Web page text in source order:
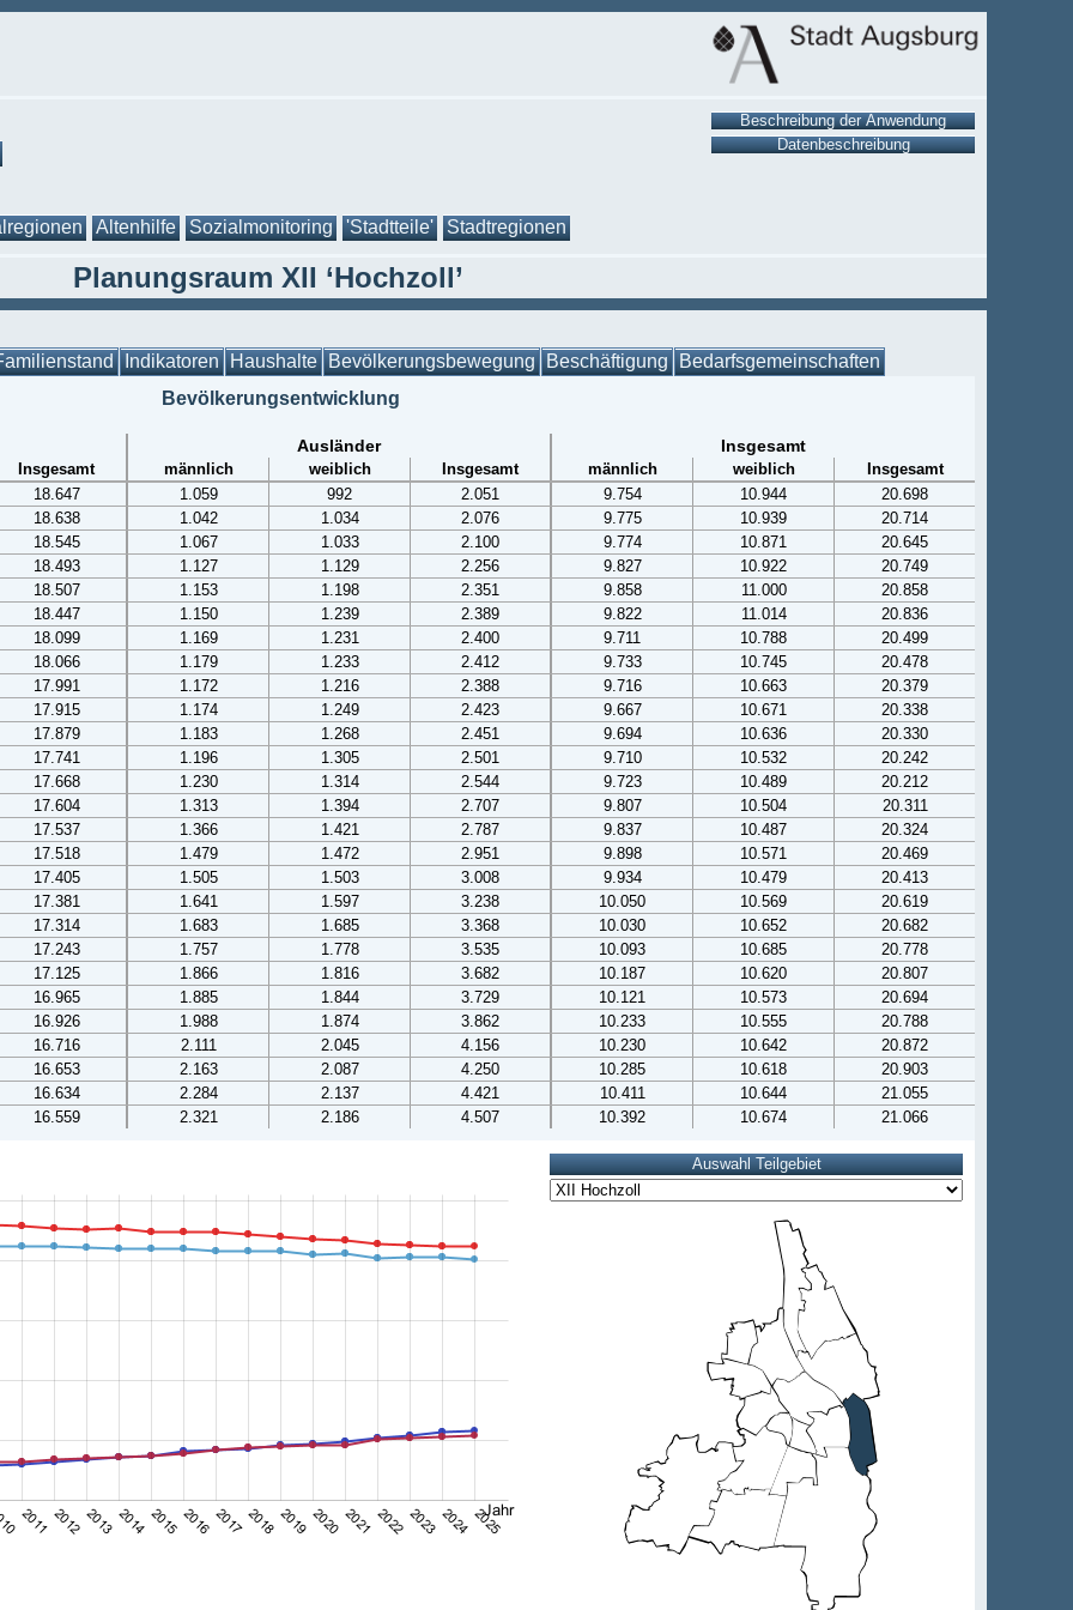
Altenhilfe Sozialmonitoring 'Stadtteile' Stadtregionen
Planungsraum XII ‘Hochzoll’
Indikatoren Haushalte Bevölkerungsbewegung Beschäftigung Bedarfsgemeinschaften
Bevölkerungsentwicklung
Ausländer Insgesamt
Insgesamt männlich weiblich Insgesamt männlich weiblich
Insgesamt
18.647
1.059 992 2.051 9.754 10.944
20.698
18.638
1.042 1.034 2.076 9.775 10.939
20.714
18.545
1.067 1.033 2.100 9.774 10.871
20.645
18.493
1.127 1.129 2.256 9.827 10.922
20.749
18.507
1.153 1.198 2.351 9.858 11.000
20.858
18.447
1.150 1.239 2.389 9.822 11.014
20.836
18.099
1.169 1.231 2.400 9.711 10.788
20.499
18.066
1.179 1.233 2.412 9.733 10.745
20.478
17.991
1.172 1.216 2.388 9.716 10.663
20.379
17.915
1.174 1.249 2.423 9.667 10.671
20.338
17.879
1.183 1.268 2.451 9.694 10.636
20.330
17.741
1.196 1.305 2.501 9.710 10.532
20.242
17.668
1.230 1.314 2.544 9.723 10.489
20.212
17.604
1.313 1.394 2.707 9.807 10.504
20.311
17.537
1.366 1.421 2.787 9.837 10.487
20.324
17.518
1.479 1.472 2.951 9.898 10.571
20.469
17.405
1.505 1.503 3.008 9.934 10.479
20.413
17.381
1.641 1.597 3.238 10.050 10.569
20.619
17.314
1.683 1.685 3.368 10.030 10.652
20.682
17.243
1.757 1.778 3.535 10.093 10.685
20.778
17.125
1.866 1.816 3.682 10.187 10.620
20.807
16.965
1.885 1.844 3.729 10.121 10.573
20.694
16.926
1.988 1.874 3.862 10.233 10.555
20.788
16.716
2.111 2.045 4.156 10.230 10.642
20.872
16.653
2.163 2.087 4.250 10.285 10.618
20.903
16.634
2.284 2.137 4.421 10.411 10.644
21.055
16.559
2.321 2.186 4.507 10.392 10.674 21.066